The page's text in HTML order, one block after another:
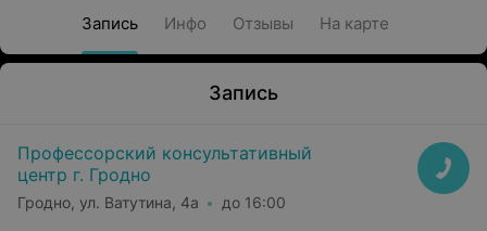
Запись Инфо Отзывы На карте
Запись
Профессорский консультативный
центр г. Гродно
Гродно, ул. Ватутина, 4а до 16:00